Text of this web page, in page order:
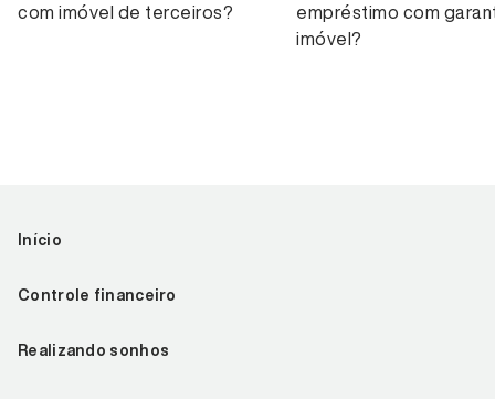
com imóvel de terceiros?
empréstimo com
imóvel?
Início
Controle financeiro
Realizando sonhos